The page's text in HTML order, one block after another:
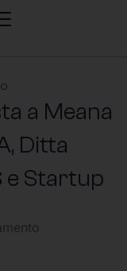
a Meana
Ditta
e Startup